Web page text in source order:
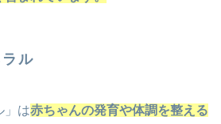
ル
」は赤ちゃんの発育や体調を整える